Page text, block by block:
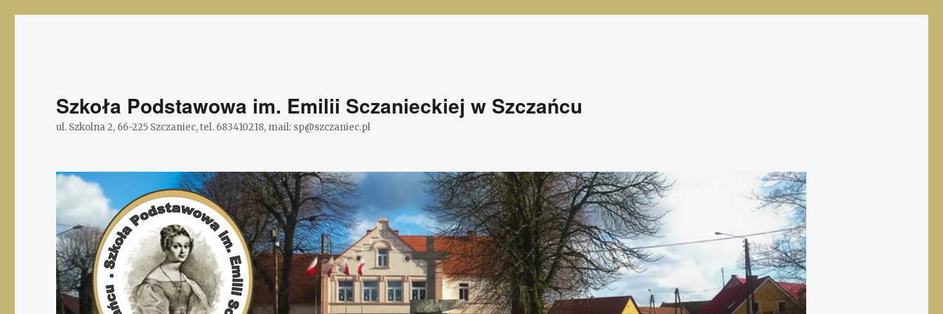
Szkoła Podstawowa im. Emilii Sczanieckiej w Szczańcu
ul. Szkolna 2, 66-225 Szczaniec, tel. 683410218, mail: sp@szczaniec.pl